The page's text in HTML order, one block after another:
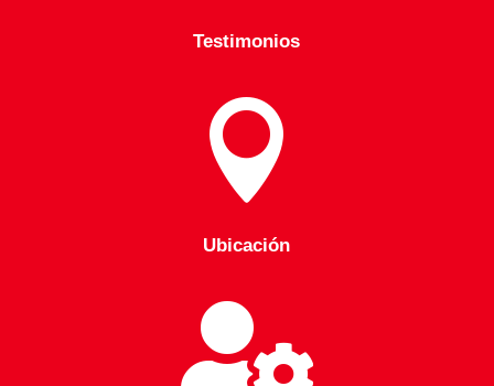
Testimonios

Ubicación
